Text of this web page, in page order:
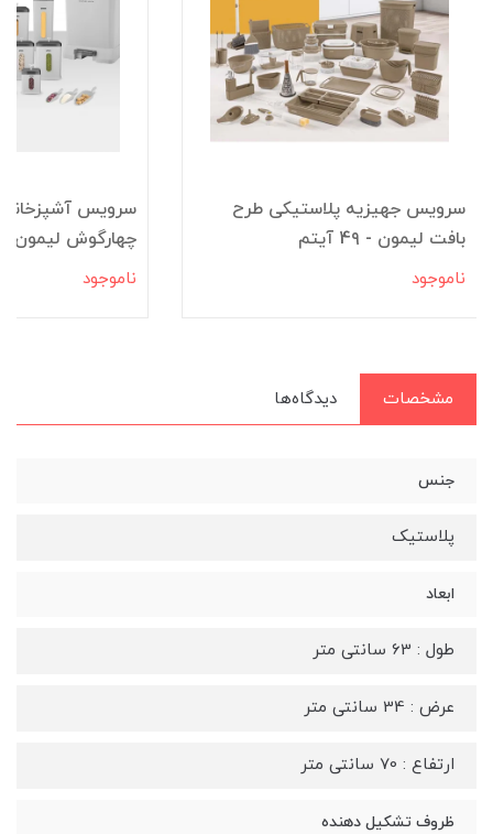
سرویس جهیزیه پلاستیکی طرح
بافت لیمون - 4۹ آیتم
ناموجود
چهارگوش لیمون
ناموجود
مشخصات دیدگاه‌ها
جنس
پلاستیک
ابعاد
طول : 63 سانتی متر
عرض : 34 سانتی متر
ارتفاع : 70 سانتی متر
ظروف تشکیل دهنده